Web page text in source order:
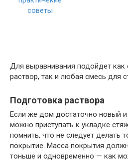
Для выравнивания подойдет
раствор, так и любая смесь для
Подготовка раствора
Если же дом достаточно новый и
можно приступать к укладке
помнить, что не следует делать
покрытие. Масса покрытия
тоньше и одновременно — как